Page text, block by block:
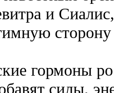
и
гормоны
силы,